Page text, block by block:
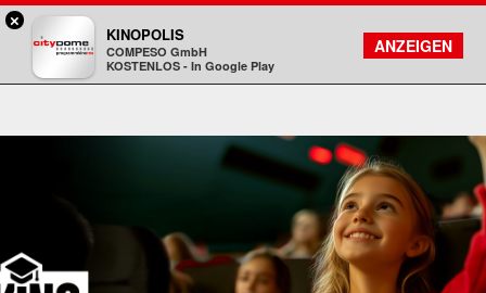
Kinopolis
FILMSUCHE
KONTO
×
KINOPOLIS
COMPESO GmbH
KOSTENLOS - In Google Play
ANZEIGEN